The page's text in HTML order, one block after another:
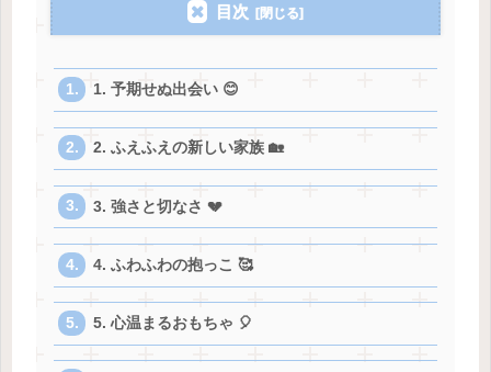
目次
1. 予期せぬ出会い 😊
2. ふえふえの新しい家族 🏡
3. 強さと切なさ 💔
4. ふわふわの抱っこ 🥰
5. 心温まるおもちゃ 🎈